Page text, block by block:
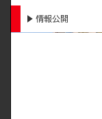
情報公開